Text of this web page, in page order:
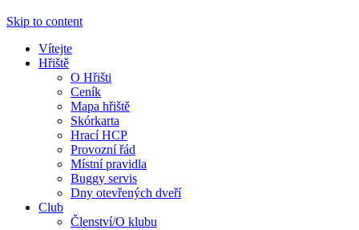
Skip to content
Vítejte
Hřiště
O Hřišti
Ceník
Mapa hřiště
Skórkarta
Hrací HCP
Provozní řád
Místní pravidla
Buggy servis
Dny otevřených dveří
Club
Členství/O klubu